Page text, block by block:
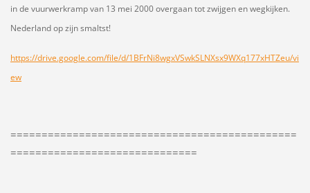
in de vuurwerkramp van 13 mei 2000 overgaan tot zwijgen en wegkijken.
Nederland op zijn smaltst!
https://drive.google.com/file/d/1BFrNi8wgxVSwkSLNXsx9WXq177xHTZeu/vi
ew
==============================================
==============================